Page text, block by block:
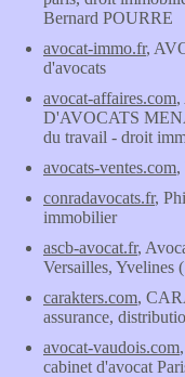
Bernard POURRE
avocat-immo.fr,
d'avocats
avocat-affaires.com,
D'AVOCATS
du travail - droit
avocats-ventes.com,
conradavocats.fr,
immobilier
ascb-avocat.fr,
Versailles, Yvelines
carakters.com,
assurance,
avocat-vaudois.com
cabinet d'avocat